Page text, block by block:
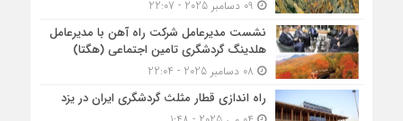
نشست مدیرعامل شرکت راه آهن با مدیرعامل
هلدینگ گردشگری تامین اجتماعی (هگتا)
راه اندازی قطار مثلث گردشگری ایران در یزد